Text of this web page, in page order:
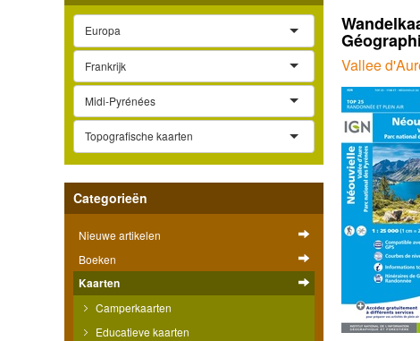
Europa
Frankrijk
Midi-Pyrénées
Topografische kaarten
Categorieën
Nieuwe artikelen
Boeken
Kaarten
Camperkaarten
Educatieve kaarten
Vallee